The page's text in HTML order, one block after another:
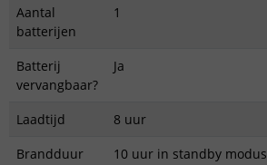
Aantal
batterijen
1
Batterij
vervangbaar?
Ja
Laadtijd
8 uur
Brandduur
10 uur in standby modus